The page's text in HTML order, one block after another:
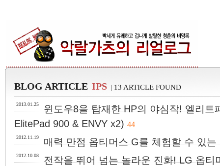
BLOG ARTICLE IPS | 13 ARTICLE FOUND
2013.01.25
윈도우8을 탑재한 HP의 야심작! 엘리트
ElitePad 900 & ENVY x2) 44
2012.11.19 매력 만점 옵티머스 G를 체험할 수 있
2012.10.08 전작을 뛰어 넘는 놀라운 진화! LG 옵티